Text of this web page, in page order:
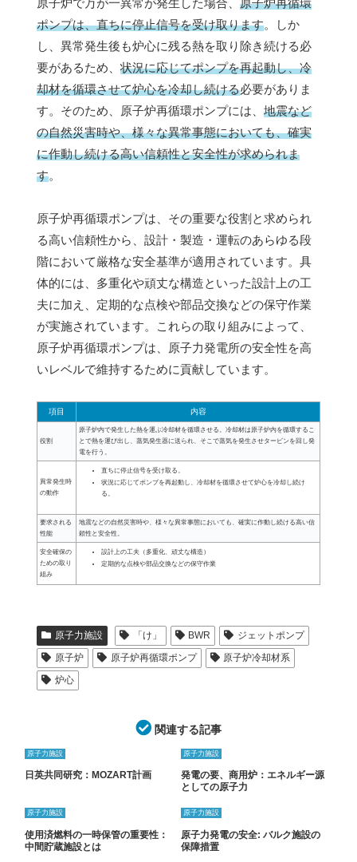
原子炉で万が一異常が発生した場合、 原子炉再循環
ポンプは、直ちに停止信号を受け取ります。しか
し、異常発生後も炉心に残る熱を取り除き続ける必
要があるため、 状況に応じてポンプを再起動し、冷
却材を循環させて炉心を冷却し続ける必要がありま
す。そのため、原子炉再循環ポンプには、 地震など
の自然災害時や、様々な異常事態においても、確実
に作動し続ける高い信頼性と安全性が求められま
す。
原子炉再循環ポンプは、その重要な役割と求められ
る高い信頼性から、設計・製造・運転のあらゆる段
階において厳格な安全基準が適用されています。具
体的には、多重化や頑丈な構造といった設計上の工
夫に加え、定期的な点検や部品交換などの保守作業
が実施されています。これらの取り組みによって、
原子炉再循環ポンプは、原子力発電所の安全性を高
いレベルで維持するために貢献しています。
項目 内容
役割
原子炉内で発生した熱を運ぶ冷却材を循環させる。冷却材は原子炉内を循環するこ
とで熱を運び出し、蒸気発生器に送られ、そこで蒸気を発生させタービンを回し発
電を行う。
異常発生時
の動作
直ちに停止信号を受け取る。
状況に応じてポンプを再起動し、冷却材を循環させて炉心を冷却し続け
る。
要求される
性能
地震などの自然災害時や、様々な異常事態においても、確実に作動し続ける高い信
頼性と安全性。
安全確保の
ための取り
組み
設計上の工夫（多重化、頑丈な構造）
定期的な点検や部品交換などの保守作業
原子力施設 「け」 BWR
ジェットポンプ
原子炉
原子炉再循環ポンプ
原子炉冷却材系
炉心
関連する記事
原子力施設
日英共同研究：MOZART計画
原子力施設
発電の要、商用炉：エネルギー源
としての原子力
原子力施設
使用済燃料の一時保管の重要性：
中間貯蔵施設とは
原子力施設
原子力発電の安全: バルク施設の
保障措置